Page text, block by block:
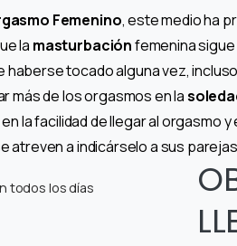
Femenino, este medio ha
la masturbaciónfemenina
tocado alguna vez,
más de los orgasmos en la
la facilidad de llegar al orgasmo y
atreven a indicárselo a sus
todos los días